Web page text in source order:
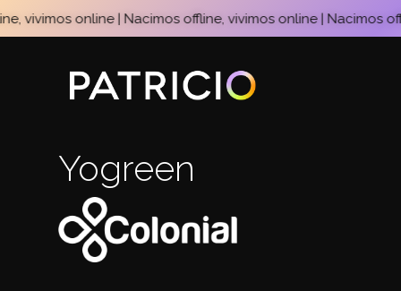
vivimos online | Nacimos offline, vivimos online | Nacimos
Yogreen